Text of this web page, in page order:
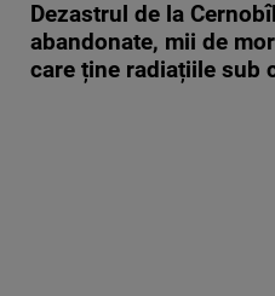
Dezastrul de la
abandonate, mii de
care ține radiațiile sub